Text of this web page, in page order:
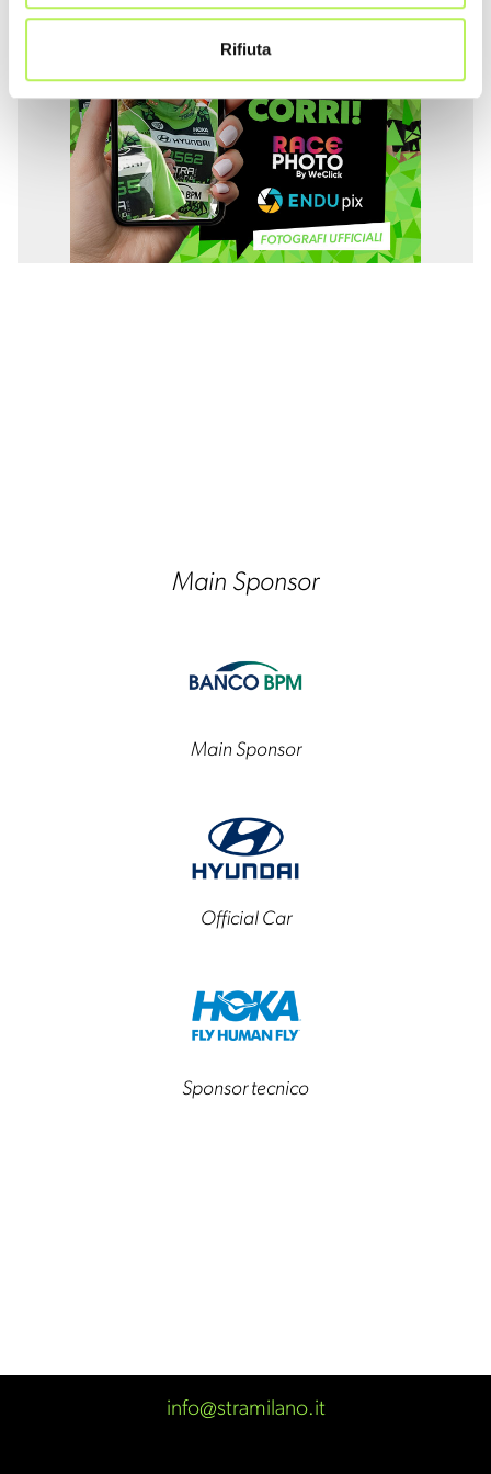
Rifiuta
Main Sponsor
Main Sponsor
Official Car
Sponsor tecnico
info@stramilano.it